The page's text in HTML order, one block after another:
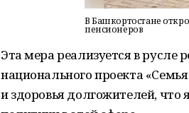
В Башкортостане
пенсионеров
Эта мера реализуется в русле
национального проекта
и здоровья долгожителей, что